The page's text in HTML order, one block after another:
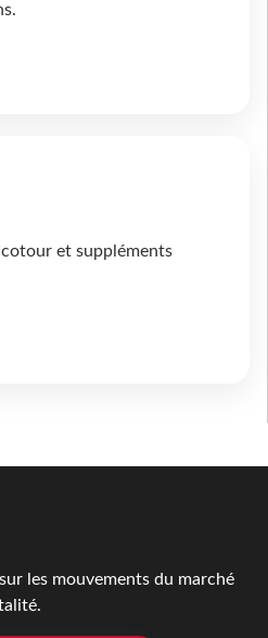
et suppléments
les mouvements du marché